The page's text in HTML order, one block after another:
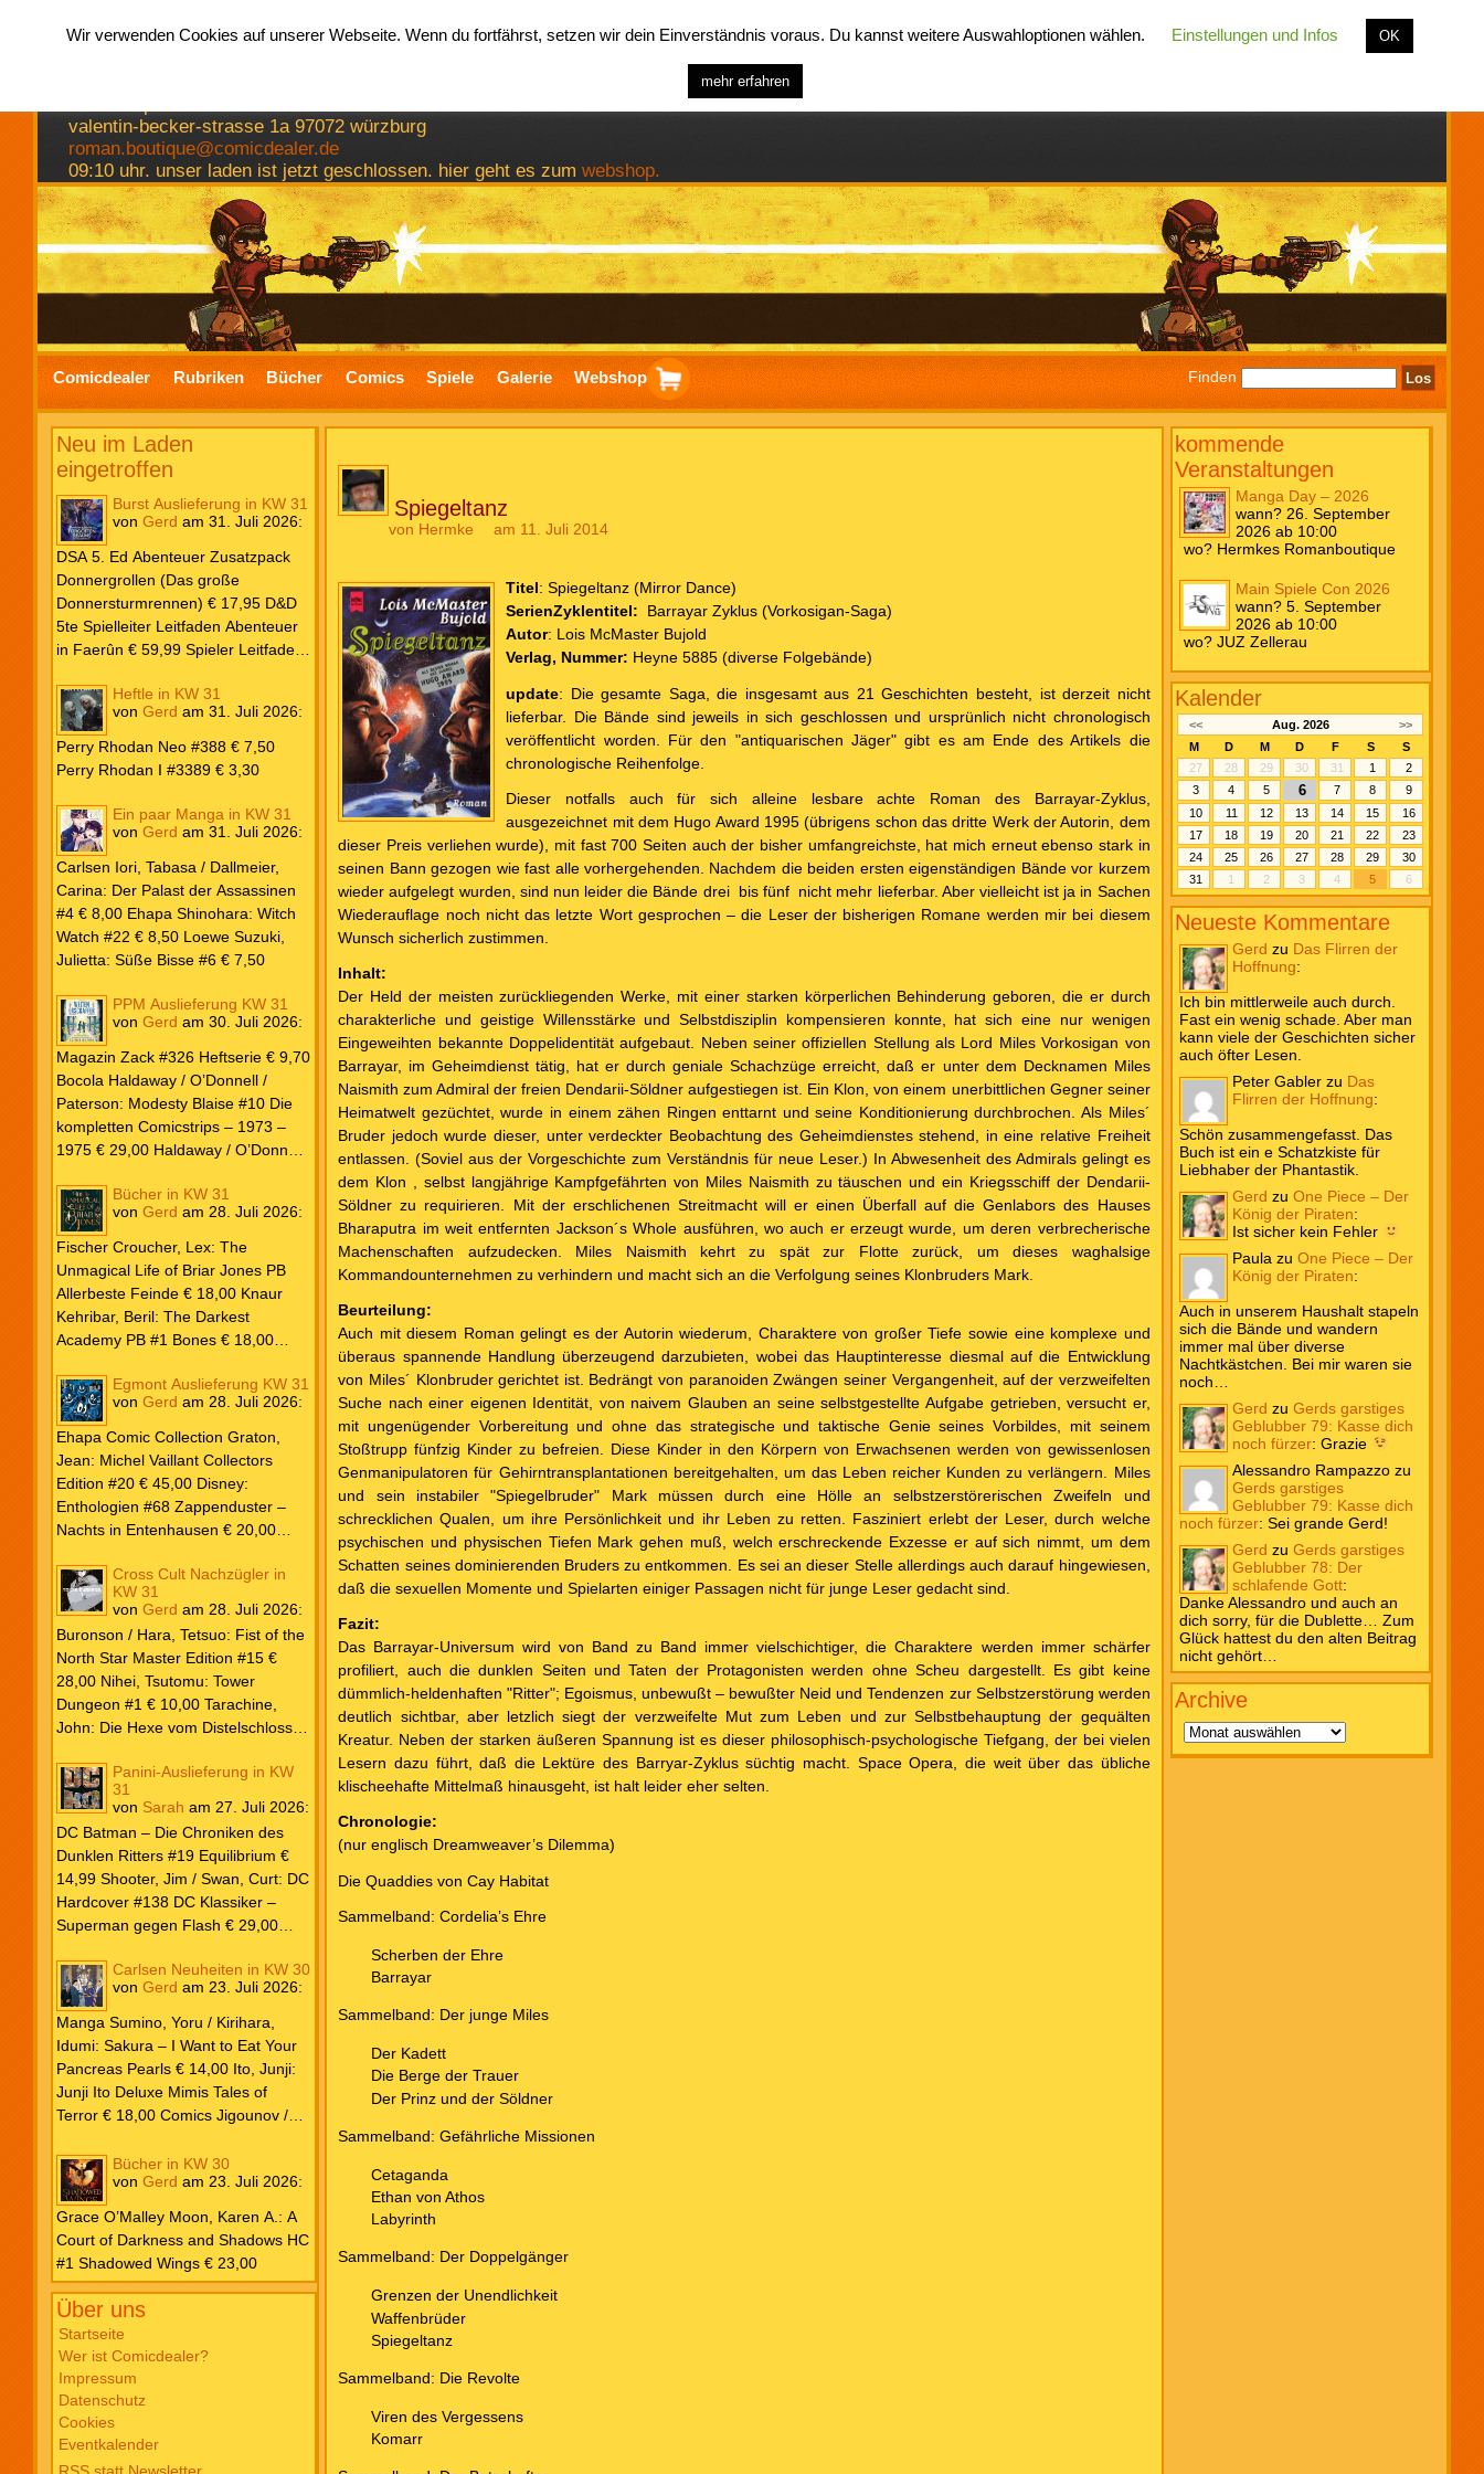
valentin-becker-strasse 1a 97072 würzburg
roman.boutique@comicdealer.de
09:10 uhr. unser laden ist jetzt geschlossen. hier geht es zum webshop.
Comicdealer Rubriken Bücher Comics Spiele Galerie Webshop Finden
Neu im Laden
eingetroffen
Burst Auslieferung in KW 31
von Gerd am 31. Juli 2026:
DSA 5. Ed Abenteuer Zusatzpack
Donnergrollen (Das große
Donnersturmrennen) € 17,95 D&D
5te Spielleiter Leitfaden Abenteuer
in Faerûn € 59,99 Spieler Leitfaden
Heftle in KW 31
von Gerd am 31. Juli 2026:
Perry Rhodan Neo #388 € 7,50
Perry Rhodan I #3389 € 3,30
Ein paar Manga in KW 31
von Gerd am 31. Juli 2026:
Carlsen Iori, Tabasa / Dallmeier,
Carina: Der Palast der Assassinen
#4 € 8,00 Ehapa Shinohara: Witch
Watch #22 € 8,50 Loewe Suzuki,
Julietta: Süße Bisse #6 € 7,50
PPM Auslieferung KW 31
von Gerd am 30. Juli 2026:
Magazin Zack #326 Heftserie € 9,70
Bocola Haldaway / O’Donnell /
Paterson: Modesty Blaise #10 Die
kompletten Comicstrips – 1973 –
1975 € 29,00 Haldaway / O’Donnell
kompletten Comicstrips – 1972 –
1973 € 29,00 Knesebeck Hendrix,
John: Die Weltenerschaffer Die
fantastische Freundschaft von C.S.
Lewis & J.R.R. Tolkien € 30,00
Weissblech Luba Wolfsschwanz #22
€ 4,90 Horror Schocker #81 € 4,90
Bücher in KW 31
von Gerd am 28. Juli 2026:
Fischer Croucher, Lex: The
Unmagical Life of Briar Jones PB
Allerbeste Feinde € 18,00 Knaur
Kehribar, Beril: The Darkest
Academy PB #1 Bones € 18,00
Trilogie PB #3 To Spark a Fae War €
18,00 Bramble Hardcover Priest: Lie
Huo Jiao Chou HC #1 Drowning
Sorrows in Raging Fire € 25,00
Carlsen Davon, Isla: Blackened
Blade PB #3 Of Blackened Blood €
18,00
Egmont Auslieferung KW 31
von Gerd am 28. Juli 2026:
Ehapa Comic Collection Graton,
Jean: Michel Vaillant Collectors
Edition #20 € 45,00 Disney:
Enthologien #68 Zappenduster –
Nachts in Entenhausen € 20,00
Vagabond Master Edition #12 €
24,00 Inagaki / Murata: Eyeshield
Fujimoto: Chainsaw Man #22 € 8,50
Aoyama: Detektiv Conan #108 €
8,00 Eichinger, Daniel: Oventroja
(Fortsetzung von Jovantore) €
22,00 Iwatobi: Herr Unsichtbar und
seine zukünftige Frau #3 € 14,00
Cross Cult Nachzügler in
KW 31
von Gerd am 28. Juli 2026:
Buronson / Hara, Tetsuo: Fist of the
North Star Master Edition #15 €
28,00 Nihei, Tsutomu: Tower
Dungeon #1 € 10,00 Tarachine,
John: Die Hexe vom Distelschloss
Panini-Auslieferung in KW
31
von Sarah am 27. Juli 2026:
DC Batman – Die Chroniken des
Dunklen Ritters #19 Equilibrium €
14,99 Shooter, Jim / Swan, Curt: DC
Hardcover #138 DC Klassiker –
Superman gegen Flash € 29,00
Poison Ivy #7 Kampf € 22,00
Kennedy Johnson, Phillip /
Godlewski, Scott: Superman – Das
Buch von El € 20,00 Millar, Mark /
Porter, Howard: DC Must Have #12
Justice League – Der Turm zu Babel
€ 35,00 Snyder, Scott / Williams,
#1 € 5,99 O’Neil, Dennis / Adams,
Neal: Batman Vintage Edition – Der
Joker ist zurück! € 6,99 Justice
League Unlimited #10 € 5,99 Marvel
Parker, Ethan S. / Bazaldua, Jan:
Marvel Zombies 2026 – Splatter-
Ausgabe € 16,00 MacKay, Jed /
Stegman, Ryan: X-Men – Age of
Revelation #2 Buch der
Offenbarung € 49,00 Zdarsky, Chip /
Diaz, Delio: Captain America 2026
J. M.: Marvel Must Have 2020 #126
Carlsen Neuheiten in KW 30
von Gerd am 23. Juli 2026:
Manga Sumino, Yoru / Kirihara,
Idumi: Sakura – I Want to Eat Your
Pancreas Pearls € 14,00 Ito, Junji:
Junji Ito Deluxe Mimis Tales of
Terror € 18,00 Comics Jigounov /
Me God! € 12,00 Ibañez: Clever &
Smart Sonderband #29 Nimm das,
Napoleon! € 12,00 Schulz: Peanuts
für Kids #7 Kleine Decke, großes
Abenteuer € 16,00 Takano, Hisa:
Fairy Cat #1 € 8,00 Alexijewitsch,
Swetlana / Kumagai, Yuuta:
Zukunft #2 € 12,00 Sato: Triage X
#29 € 10,00 Aki: Manga Love Story
#86 € 9,00 Asami, Rito: Who Saw
the Peacock Dance in the Jungle?
#7 € 7,50 Toriyama, Akira / Ohishi,
Naho: Dragon Ball SD #11 € 8,00
Bücher in KW 30
von Gerd am 23. Juli 2026:
Grace O’Malley Moon, Karen A.: A
Court of Darkness and Shadows HC
#1 Shadowed Wings € 23,00
Über uns
Startseite
Wer ist Comicdealer?
Impressum
Datenschutz
Cookies
Eventkalender
Spiegeltanz
von Hermke am 11. Juli 2014
Titel: Spiegeltanz (Mirror Dance)
SerienZyklentitel: Barrayar Zyklus (Vorkosigan-Saga)
Autor: Lois McMaster Bujold
Verlag, Nummer: Heyne 5885 (diverse Folgebände)
update: Die gesamte Saga, die insgesamt aus 21 Geschichten besteht, ist derzeit nicht
lieferbar. Die Bände sind jeweils in sich geschlossen und ursprünlich nicht chronologisch
veröffentlicht worden. Für den "antiquarischen Jäger" gibt es am Ende des Artikels die
chronologische Reihenfolge.
Dieser notfalls auch für sich alleine lesbare achte Roman des Barrayar-Zyklus,
ausgezeichnet mit dem Hugo Award 1995 (übrigens schon das dritte Werk der Autorin, dem
dieser Preis verliehen wurde), mit fast 700 Seiten auch der bisher umfangreichste, hat mich erneut ebenso stark in
seinen Bann gezogen wie fast alle vorhergehenden. Nachdem die beiden ersten eigenständigen Bände vor kurzem
wieder aufgelegt wurden, sind nun leider die Bände drei bis fünf nicht mehr lieferbar. Aber vielleicht ist ja in Sachen
Wiederauflage noch nicht das letzte Wort gesprochen – die Leser der bisherigen Romane werden mir bei diesem
Wunsch sicherlich zustimmen.
Inhalt:
Der Held der meisten zurückliegenden Werke, mit einer starken körperlichen Behinderung geboren, die er durch
charakterliche und geistige Willensstärke und Selbstdisziplin kompensieren konnte, hat sich eine nur wenigen
Eingeweihten bekannte Doppelidentität aufgebaut. Neben seiner offiziellen Stellung als Lord Miles Vorkosigan von
Barrayar, im Geheimdienst tätig, hat er durch geniale Schachzüge erreicht, daß er unter dem Decknamen Miles
Naismith zum Admiral der freien Dendarii-Söldner aufgestiegen ist. Ein Klon, von einem unerbittlichen Gegner seiner
Heimatwelt gezüchtet, wurde in einem zähen Ringen enttarnt und seine Konditionierung durchbrochen. Als Miles´
Bruder jedoch wurde dieser, unter verdeckter Beobachtung des Geheimdienstes stehend, in eine relative Freiheit
entlassen. (Soviel aus der Vorgeschichte zum Verständnis für neue Leser.) In Abwesenheit des Admirals gelingt es
dem Klon , selbst langjährige Kampfgefährten von Miles Naismith zu täuschen und ein Kriegsschiff der Dendarii-
Söldner zu requirieren. Mit der erschlichenen Streitmacht will er einen Überfall auf die Genlabors des Hauses
Bharaputra im weit entfernten Jackson´s Whole ausführen, wo auch er erzeugt wurde, um deren verbrecherische
Machenschaften aufzudecken. Miles Naismith kehrt zu spät zur Flotte zurück, um dieses waghalsige
Kommandounternehmen zu verhindern und macht sich an die Verfolgung seines Klonbruders Mark.
Beurteilung:
Auch mit diesem Roman gelingt es der Autorin wiederum, Charaktere von großer Tiefe sowie eine komplexe und
überaus spannende Handlung überzeugend darzubieten, wobei das Hauptinteresse diesmal auf die Entwicklung
von Miles´ Klonbruder gerichtet ist. Bedrängt von paranoiden Zwängen seiner Vergangenheit, auf der verzweifelten
Suche nach einer eigenen Identität, von naivem Glauben an seine selbstgestellte Aufgabe getrieben, versucht er,
mit ungenügender Vorbereitung und ohne das strategische und taktische Genie seines Vorbildes, mit seinem
Stoßtrupp fünfzig Kinder zu befreien. Diese Kinder in den Körpern von Erwachsenen werden von gewissenlosen
Genmanipulatoren für Gehirntransplantationen bereitgehalten, um das Leben reicher Kunden zu verlängern. Miles
und sein instabiler "Spiegelbruder" Mark müssen durch eine Hölle an selbstzerstörerischen Zweifeln und
schrecklichen Qualen, um ihre Persönlichkeit und ihr Leben zu retten. Fasziniert erlebt der Leser, durch welche
psychischen und physischen Tiefen Mark gehen muß, welch erschreckende Exzesse er auf sich nimmt, um dem
Schatten seines dominierenden Bruders zu entkommen. Es sei an dieser Stelle allerdings auch darauf hingewiesen,
daß die sexuellen Momente und Spielarten einiger Passagen nicht für junge Leser gedacht sind.
Fazit:
Das Barrayar-Universum wird von Band zu Band immer vielschichtiger, die Charaktere werden immer schärfer
profiliert, auch die dunklen Seiten und Taten der Protagonisten werden ohne Scheu dargestellt. Es gibt keine
dümmlich-heldenhaften "Ritter"; Egoismus, unbewußt – bewußter Neid und Tendenzen zur Selbstzerstörung werden
deutlich sichtbar, aber letzlich siegt der verzweifelte Mut zum Leben und zur Selbstbehauptung der gequälten
Kreatur. Neben der starken äußeren Spannung ist es dieser philosophisch-psychologische Tiefgang, der bei vielen
Lesern dazu führt, daß die Lektüre des Barryar-Zyklus süchtig macht. Space Opera, die weit über das übliche
klischeehafte Mittelmaß hinausgeht, ist halt leider eher selten.
Chronologie:
(nur englisch Dreamweaver’s Dilemma)
Die Quaddies von Cay Habitat
Sammelband: Cordelia’s Ehre
Scherben der Ehre
Barrayar
Sammelband: Der junge Miles
Der Kadett
Die Berge der Trauer
Der Prinz und der Söldner
Sammelband: Gefährliche Missionen
Cetaganda
Ethan von Athos
Labyrinth
Sammelband: Der Doppelgänger
Grenzen der Unendlichkeit
Waffenbrüder
Spiegeltanz
Sammelband: Die Revolte
Viren des Vergessens
Komarr
kommende
Veranstaltungen
Manga Day – 2026
wann? 26. September
2026 ab 10:00
wo? Hermkes Romanboutique
Main Spiele Con 2026
wann? 5. September
2026 ab 10:00
wo? JUZ Zellerau
Kalender
<< Aug. 2026
>>
M
D M D F S
S
27
28 29 30 31 1
2
3
4 5 6 7 8
9
10
11 12 13 14 15
16
17
18 19 20 21 22
23
24
25 26 27 28 29
30
31
1 2 3 4 5 6
Neueste Kommentare
Gerd zu Das Flirren der
Hoffnung:
Ich bin mittlerweile auch durch.
Fast ein wenig schade. Aber man
kann viele der Geschichten sicher
auch öfter Lesen.
Peter Gabler zu Das
Flirren der Hoffnung:
Schön zusammengefasst. Das
Buch ist ein e Schatzkiste für
Liebhaber der Phantastik.
Gerd zuOne Piece – Der
König der Piraten:
Ist sicher kein Fehler
Paula zuOne Piece – Der
König der Piraten:
Auch in unserem Haushalt stapeln
sich die Bände und wandern
immer mal über diverse
Nachtkästchen. Bei mir waren sie
noch…
Gerd zuGerds garstiges
Geblubber 79: Kasse dich
noch fürzer:Grazie
Alessandro Rampazzo zu
Gerds garstiges
Geblubber 79: Kasse dich
noch fürzer:Sei grande Gerd!
Gerd zuGerds garstiges
Geblubber 78: Der
schlafende Gott:
Danke Alessandro und auch an
dich sorry, für die Dublette… Zum
Glück hattest du den alten Beitrag
nicht gehört…
Archive
Wir verwenden Cookies auf unserer Webseite. Wenn du fortfährst, setzen wir dein Einverständnis voraus. Du kannst weitere Auswahloptionen wählen. Einstellungen und Infos OK
mehr erfahren